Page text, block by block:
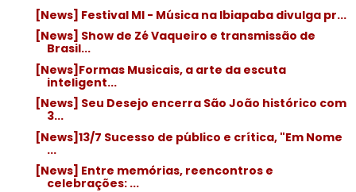
[News] Festival MI - Música na Ibiapaba divulga pr...
[News] Show de Zé Vaqueiro e transmissão de
Brasil...
[News]Formas Musicais, a arte da escuta
inteligent...
[News] Seu Desejo encerra São João histórico com
3...
[News]13/7 Sucesso de público e crítica, "Em Nome
...
[News] Entre memórias, reencontros e
celebrações: ...